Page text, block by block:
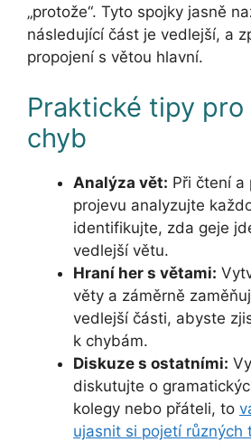
„protože“. Tyto spojky jasně
následující část je vedlejší, a
propojení s větou hlavní.
Praktické tipy pro
chyb
Analýza vět: Při čtení a
projevu analyzujte
identifikujte, zda geje
vedlejší větu.
Hraní her s větami:
věty a záměrně
vedlejší části, abyste
k chybám.
Diskuze s ostatními:
diskutujte o
kolegy nebo přáteli, to
ujasnit si pojetí různých